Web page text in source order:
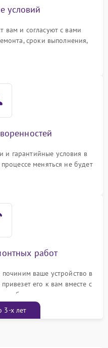
условий
вам и согласуют с вами
сроки выполнения,
условия
и гарантийные условия в
меняться не будет
работ
ваше устройство в
его к вам вместе с
бесплатно
3-х лет